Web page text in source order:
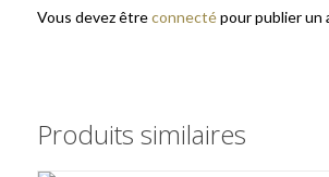
Vous devez êtreconnectépour publier un
Produits similaires